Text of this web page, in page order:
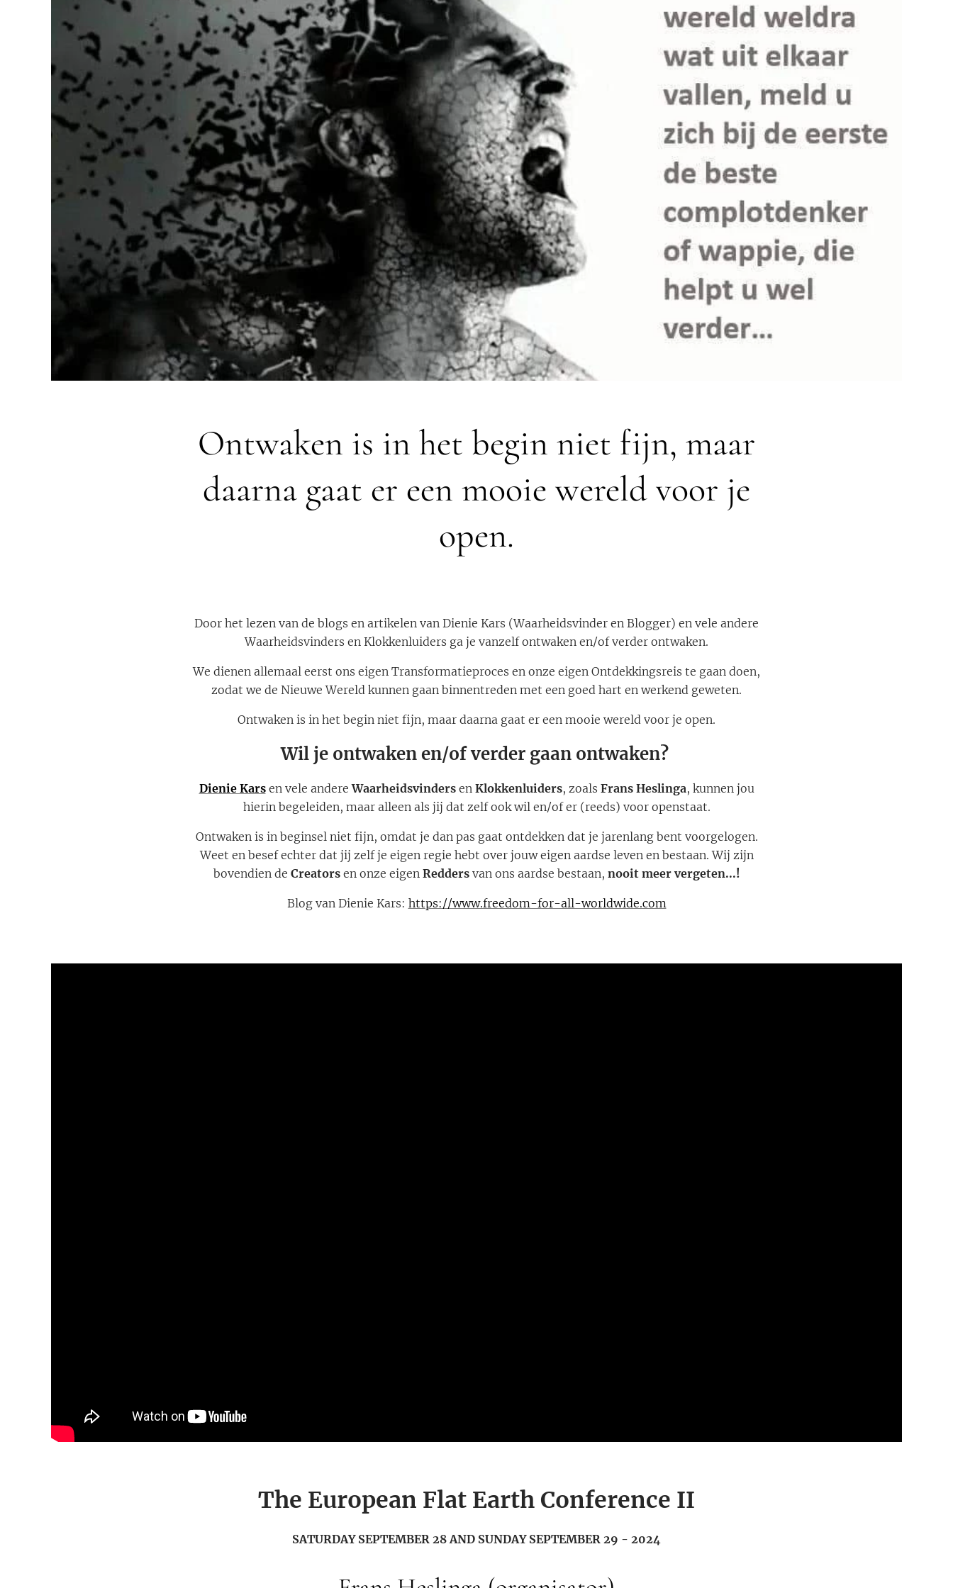
Ontwaken is in het begin niet fijn, maar
daarna gaat er een mooie wereld voor je
open.
Door het lezen van de blogs en artikelen van Dienie Kars (Waarheidsvinder en Blogger) en vele andere
Waarheidsvinders en Klokkenluiders ga je vanzelf ontwaken en/of verder ontwaken.
We dienen allemaal eerst ons eigen Transformatieproces en onze eigen Ontdekkingsreis te gaan doen,
zodat we de Nieuwe Wereld kunnen gaan binnentreden met een goed hart en werkend geweten.
Ontwaken is in het begin niet fijn, maar daarna gaat er een mooie wereld voor je open.
Wil je ontwaken en/of verder gaan ontwaken?
Dienie Karsen vele andereWaarheidsvindersen Klokkenluiders, zoals Frans Heslinga, kunnen jou
hierin begeleiden, maar alleen als jij dat zelf ook wil en/of er (reeds) voor openstaat.
Ontwaken is in beginsel niet fijn, omdat je dan pas gaat ontdekken dat je jarenlang bent voorgelogen.
Weet en besef echter dat jij zelf je eigen regie hebt over jouw eigen aardse leven en bestaan. Wij zijn
bovendien de Creatorsen onze eigen Reddersvan ons aardse bestaan, nooit meer vergeten...!
Blog van Dienie Kars: https://www.freedom-for-all-worldwide.com
The European Flat Earth Conference II
SATURDAY SEPTEMBER 28 AND SUNDAY SEPTEMBER 29 - 2024